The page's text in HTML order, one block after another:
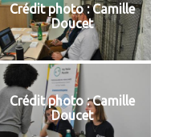
Crédit photo : Camille
Doucet
Crédit photo : Camille
Doucet